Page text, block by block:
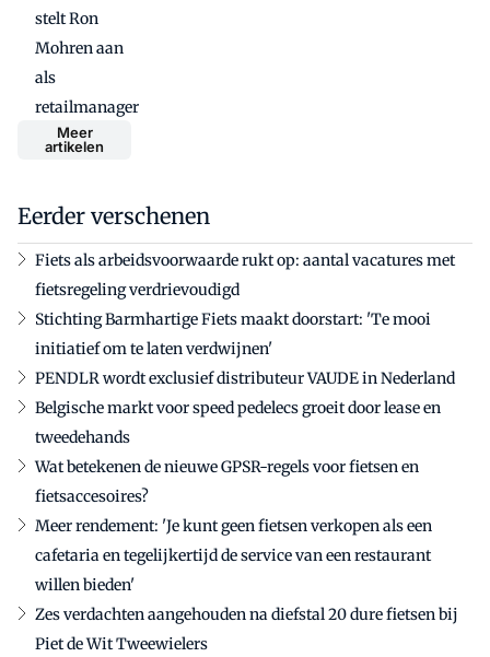
stelt Ron
Mohren aan
als
retailmanager
Meer
artikelen
Eerder verschenen
Fiets als arbeidsvoorwaarde rukt op: aantal vacatures met
fietsregeling verdrievoudigd
Stichting Barmhartige Fiets maakt doorstart: 'Te mooi
initiatief om te laten verdwijnen'
PENDLR wordt exclusief distributeur VAUDE in Nederland
Belgische markt voor speed pedelecs groeit door lease en
tweedehands
Wat betekenen de nieuwe GPSR-regels voor fietsen en
fietsaccesoires?
Meer rendement: 'Je kunt geen fietsen verkopen als een
cafetaria en tegelijkertijd de service van een restaurant
willen bieden'
Zes verdachten aangehouden na diefstal 20 dure fietsen bij
Piet de Wit Tweewielers